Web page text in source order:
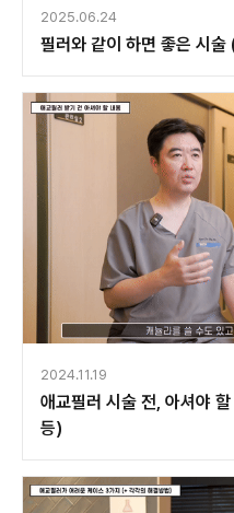
2025.06.24
필러와 같이 하면 좋은 시
2024.11.19
애교필러 시술 전, 아셔야
등)